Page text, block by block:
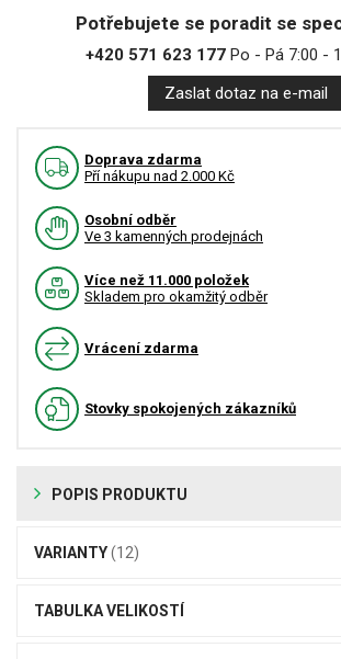
Potřebujete se poradit se
+420 571 623 177Po - Pá 7:00 -
Zaslat dotaz na e-mail
Doprava zdarma
Pří nákupu nad 2.000 Kč
Osobní odběr
Ve 3 kamenných prodejnách
Více než 11.000 položek
Skladem pro okamžitý odběr
Vrácení zdarma
Stovky spokojených zákazníků
POPIS PRODUKTU
VARIANTY(12)
TABULKA VELIKOSTÍ